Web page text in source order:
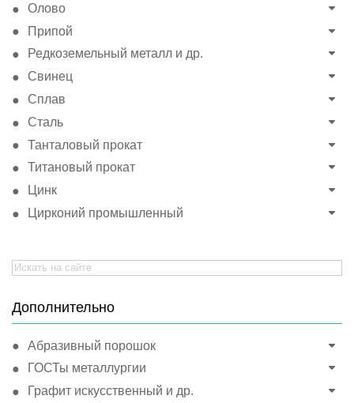
Олово
Припой
Редкоземельный металл и др.
Свинец
Сплав
Сталь
Танталовый прокат
Титановый прокат
Цинк
Цирконий промышленный
Search
for:
Дополнительно
Абразивный порошок
ГОСТы металлургии
Графит искусственный и др.